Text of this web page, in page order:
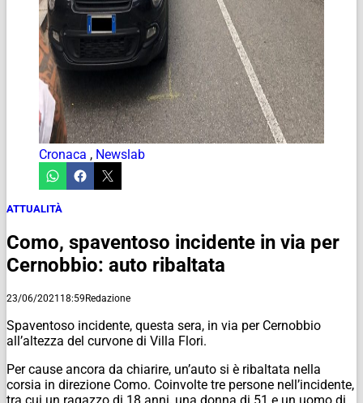
Cronaca , Newslab
ATTUALITÀ
Como, spaventoso incidente in via per
Cernobbio: auto ribaltata
23/06/2021 18:59Redazione
Spaventoso incidente, questa sera, in via per Cernobbio
all’altezza del curvone di Villa Flori.
Per cause ancora da chiarire, un’auto si è ribaltata nella
corsia in direzione Como. Coinvolte tre persone nell’incidente,
tra cui un ragazzo di 18 anni, una donna di 51 e un uomo di